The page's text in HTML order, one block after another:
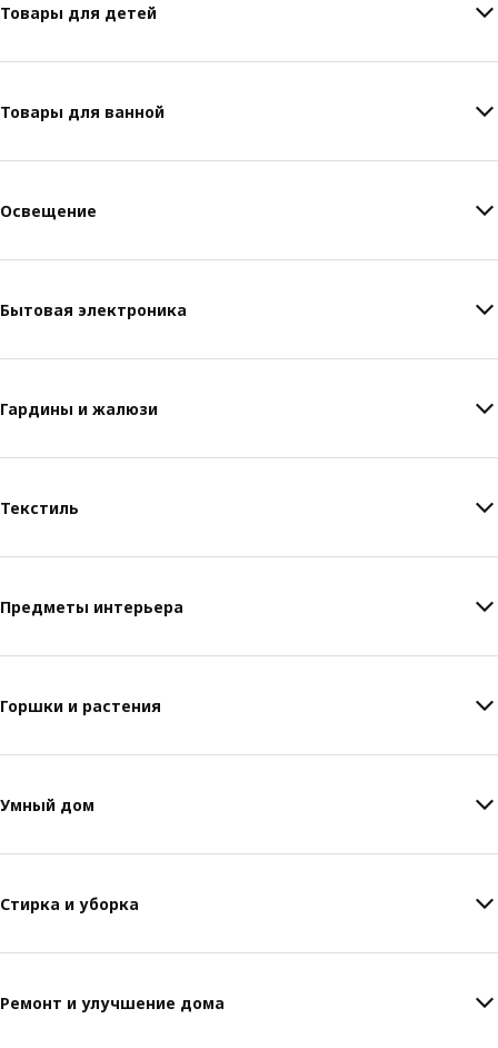
Товары для детей
Товары для ванной
Освещение
Бытовая электроника
Гардины и жалюзи
Текстиль
Предметы интерьера
Горшки и растения
Умный дом
Стирка и уборка
Ремонт и улучшение дома